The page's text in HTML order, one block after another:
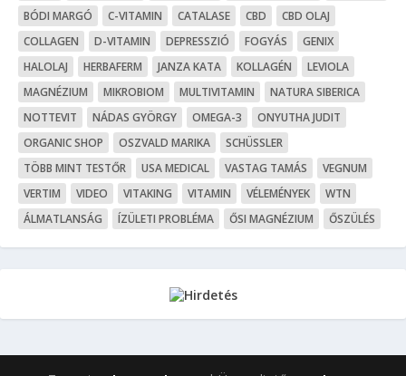
BÓDI MARGÓ
C-VITAMIN CATALASE CBD
CBD OLAJ
COLLAGEN
D-VITAMIN DEPRESSZIÓ FOGYÁS
GENIX
HALOLAJ
HERBAFERM JANZA KATA KOLLAGÉN
LEVIOLA
MAGNÉZIUM
MIKROBIOM MULTIVITAMIN
NATURA SIBERICA
NOTTEVIT
NÁDAS GYÖRGY OMEGA-3
ONYUTHA JUDIT
ORGANIC SHOP
OSZVALD MARIKA
SCHÜSSLER
TÖBB MINT TESTŐR
USA MEDICAL VASTAG TAMÁS
VEGNUM
VERTIM
VIDEO VITAKING VITAMIN VÉLEMÉNYEK
WTN
ÁLMATLANSÁG
ÍZÜLETI PROBLÉMA ŐSI MAGNÉZIUM ŐSZÜLÉS